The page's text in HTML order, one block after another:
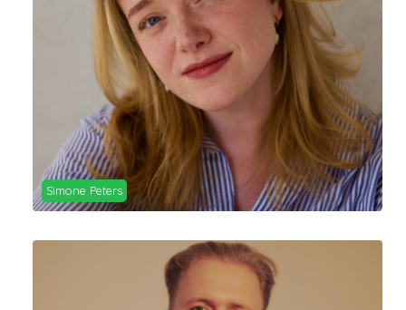
Simone Peters